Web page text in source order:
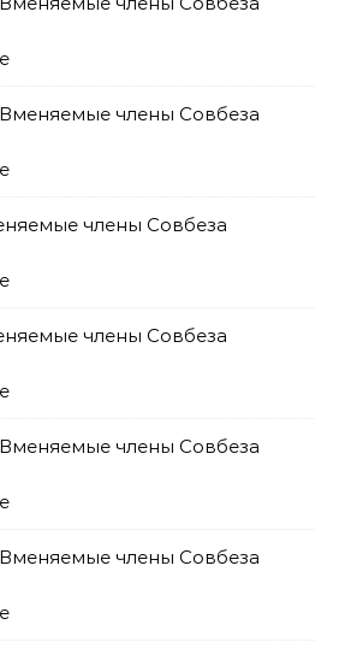
Вменяемые члены Совбеза
члены Совбеза
члены Совбеза
Вменяемые члены Совбеза
Вменяемые члены Совбеза